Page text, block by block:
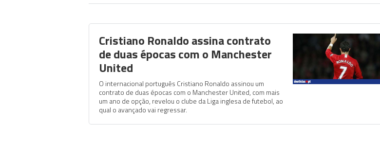
Cristiano Ronaldo assina contrato
de duas épocas com o Manchester
United
O internacional português Cristiano Ronaldo assinou um
contrato de duas épocas com o Manchester United, com mais
um ano de opção, revelou o clube da Liga inglesa de futebol, ao
qual o avançado vai regressar.